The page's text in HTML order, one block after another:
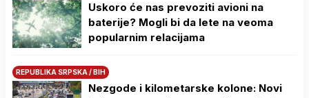
Uskoro će nas prevoziti avioni na
baterije? Mogli bi da lete na veoma
popularnim relacijama
REPUBLIKA SRPSKA / BIH
Nezgode i kilometarske kolone: Novi